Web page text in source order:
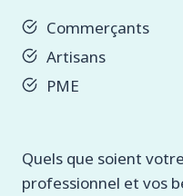
Commerçants
Artisans
PME
Quels que soient
professionnel et vos